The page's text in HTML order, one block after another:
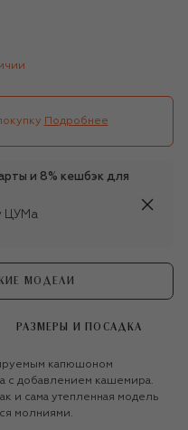
Подробнее
и 8% кешбэк для
ЦУМа
МОДЕЛИ
РАЗМЕРЫ И ПОСАДКА
капюшоном
с добавлением кашемира.
и сама утепленная модель
молниями.